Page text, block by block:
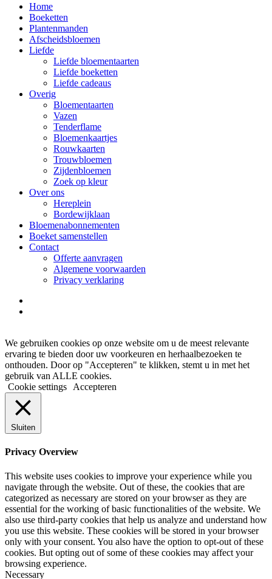
Close
Menu
Home
Boeketten
Plantenmanden
Afscheidsbloemen
Liefde
Liefde bloementaarten
Liefde boeketten
Liefde cadeaus
Overig
Bloementaarten
Vazen
Tenderflame
Bloemenkaartjes
Rouwkaarten
Trouwbloemen
Zijdenbloemen
Zoek op kleur
Over ons
Hereplein
Bordewijklaan
Bloemenabonnementen
Boeket samenstellen
Contact
Offerte aanvragen
Algemene voorwaarden
Privacy verklaring
We gebruiken cookies op onze website om u de meest relevante
ervaring te bieden door uw voorkeuren en herhaalbezoeken te
onthouden. Door op "Accepteren" te klikken, stemt u in met het
gebruik van ALLE cookies.
Cookie settings
Accepteren
Sluiten
Privacy Overview
This website uses cookies to improve your experience while you
navigate through the website. Out of these, the cookies that are
categorized as necessary are stored on your browser as they are
essential for the working of basic functionalities of the website. We
also use third-party cookies that help us analyze and understand how
you use this website. These cookies will be stored in your browser
only with your consent. You also have the option to opt-out of these
cookies. But opting out of some of these cookies may affect your
browsing experience.
Necessary